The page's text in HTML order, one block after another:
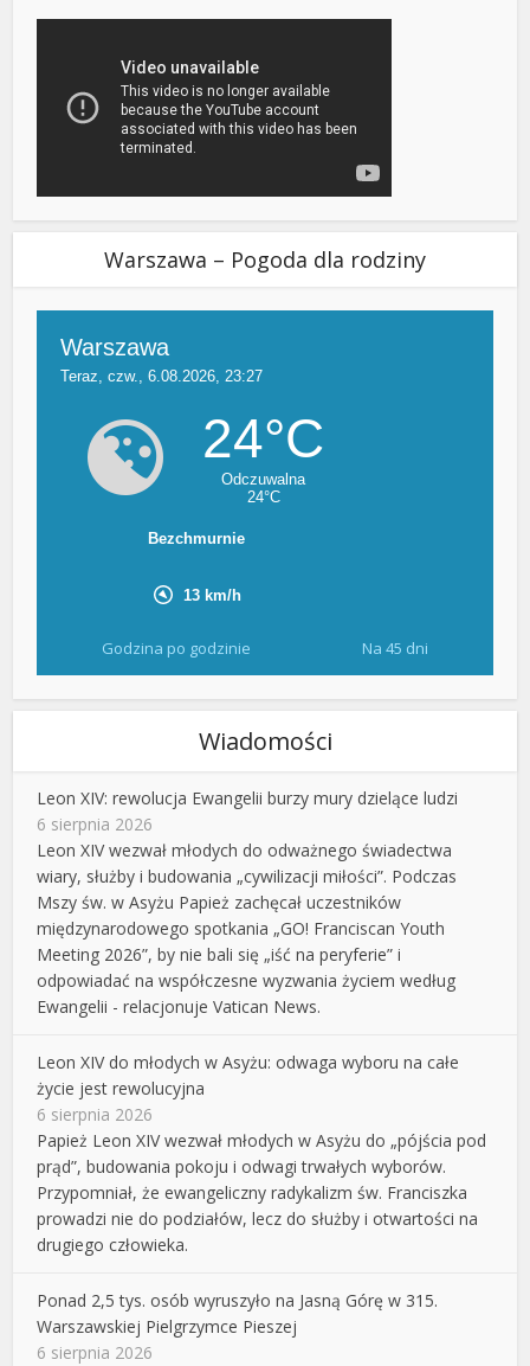
Warszawa – Pogoda dla rodziny
Godzina po godzinie Na 45 dni
Wiadomości
Leon XIV: rewolucja Ewangelii burzy mury dzielące ludzi
6 sierpnia 2026
Leon XIV wezwał młodych do odważnego świadectwa
wiary, służby i budowania „cywilizacji miłości”. Podczas
Mszy św. w Asyżu Papież zachęcał uczestników
międzynarodowego spotkania „GO! Franciscan Youth
Meeting 2026”, by nie bali się „iść na peryferie” i
odpowiadać na współczesne wyzwania życiem według
Ewangelii - relacjonuje Vatican News.
Leon XIV do młodych w Asyżu: odwaga wyboru na całe
życie jest rewolucyjna
6 sierpnia 2026
Papież Leon XIV wezwał młodych w Asyżu do „pójścia pod
prąd”, budowania pokoju i odwagi trwałych wyborów.
Przypomniał, że ewangeliczny radykalizm św. Franciszka
prowadzi nie do podziałów, lecz do służby i otwartości na
drugiego człowieka.
Ponad 2,5 tys. osób wyruszyło na Jasną Górę w 315.
Warszawskiej Pielgrzymce Pieszej
6 sierpnia 2026